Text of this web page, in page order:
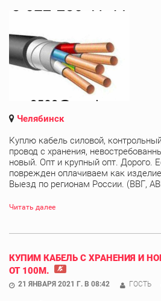
Челябинск
Куплю кабель силовой,
провод с хранения,
новый. Опт и крупный опт. Дорого.
поврежден оплачиваем как
Выезд по регионам России. (ВВГ,
Читать далее
КУПИМ КАБЕЛЬ С ХРАНЕНИЯ И
ОТ 100М.
21 ЯНВАРЯ 2021 Г. В 08:42 ГОСТЬ